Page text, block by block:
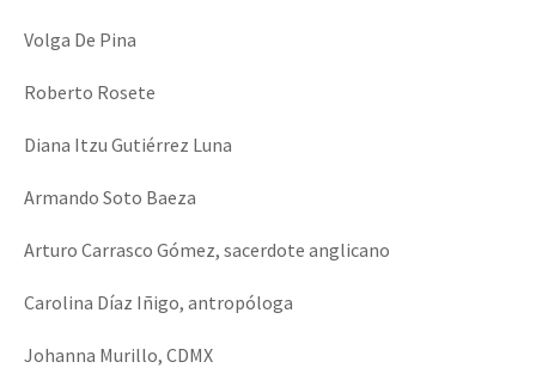
Volga De Pina
Roberto Rosete
Diana Itzu Gutiérrez Luna
Armando Soto Baeza
Arturo Carrasco Gómez, sacerdote anglicano
Carolina Díaz Iñigo, antropóloga
Johanna Murillo, CDMX